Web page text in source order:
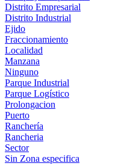
Distrito Empresarial
Distrito Industrial
Ejido
Fraccionamiento
Localidad
Manzana
Ninguno
Parque Industrial
Parque Logístico
Prolongacion
Puerto
Ranchería
Rancheria
Sector
Sin Zona especifica